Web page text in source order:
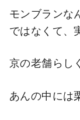
モンブランな
ではなくて、
京の老舗らし
あんの中には